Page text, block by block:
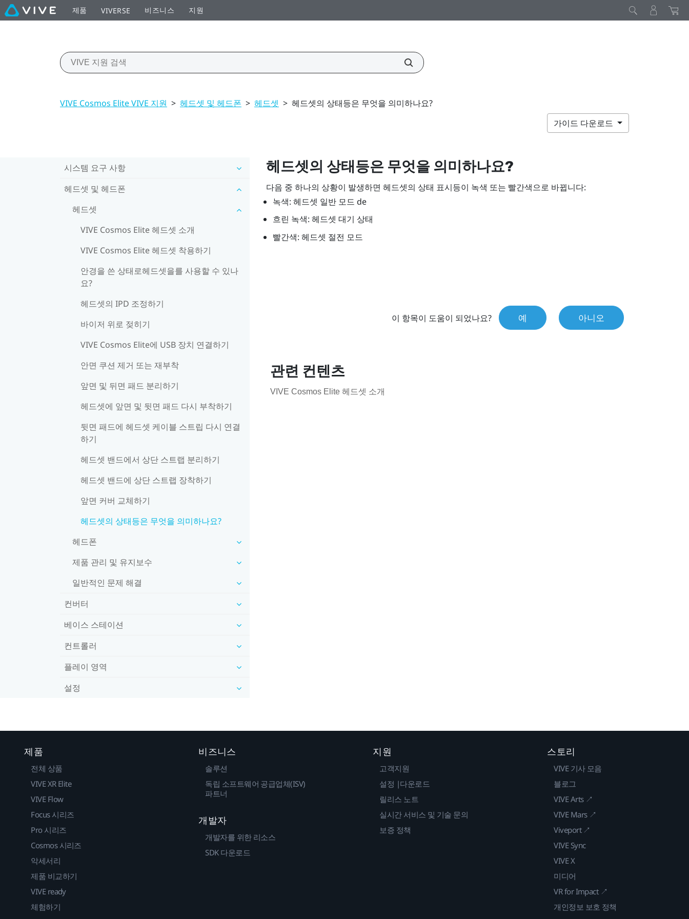
제품 VIVERSE 비즈니스 지원
VIVE Cosmos Elite VIVE 지원 > 헤드셋 및 헤드폰 > 헤드셋 > 헤드셋의 상태등은 무엇을 의미하나요?
가이드 다운로드
시스템 요구 사항
헤드셋 및 헤드폰
헤드셋
VIVE Cosmos Elite 헤드셋 소개
VIVE Cosmos Elite 헤드셋 착용하기
안경을 쓴 상태로헤드셋을를 사용할 수 있나
요?
헤드셋의 IPD 조정하기
바이저 위로 젖히기
VIVE Cosmos Elite에 USB 장치 연결하기
안면 쿠션 제거 또는 재부착
앞면 및 뒤면 패드 분리하기
헤드셋에 앞면 및 뒷면 패드 다시 부착하기
뒷면 패드에 헤드셋 케이블 스트립 다시 연결
하기
헤드셋 밴드에서 상단 스트랩 분리하기
헤드셋 밴드에 상단 스트랩 장착하기
앞면 커버 교체하기
헤드셋의 상태등은 무엇을 의미하나요?
헤드폰
제품 관리 및 유지보수
일반적인 문제 해결
컨버터
베이스 스테이션
컨트롤러
플레이 영역
설정
헤드셋의 상태등은 무엇을 의미하나요?
다음 중 하나의 상황이 발생하면 헤드셋의 상태 표시등이 녹색 또는 빨간색으로 바뀝니다:
녹색: 헤드셋 일반 모드 de
흐린 녹색: 헤드셋 대기 상태
빨간색: 헤드셋 절전 모드
이 항목이 도움이 되었나요? 예 아니오
관련 컨텐츠
VIVE Cosmos Elite 헤드셋 소개
제품
전체 상품
VIVE XR Elite
VIVE Flow
Focus 시리즈
Pro 시리즈
Cosmos 시리즈
악세서리
제품 비교하기
VIVE ready
체험하기
비즈니스
솔루션
독립 소프트웨어 공급업체(ISV)
파트너
개발자
개발자를 위한 리소스
SDK 다운로드
지원
고객지원
설정 |다운로드
릴리스 노트
실시간 서비스 및 기술 문의
보증 정책
스토리
VIVE 기사 모음
블로그
VIVE Arts ↗
VIVE Mars ↗
Viveport ↗
VIVE Sync
VIVE X
미디어
VR for Impact ↗
개인정보 보호 정책